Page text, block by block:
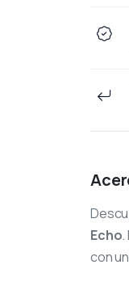
Echo.
con